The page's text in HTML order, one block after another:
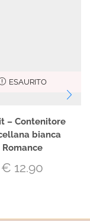
ESAURITO
– Contenitore
bianca
Romance
€ 12.90